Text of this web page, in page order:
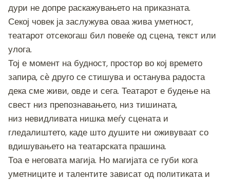
дури не допре раскажувањето на приказната.
Секој човек ја заслужува оваа жива уметност,
театарот отсекогаш бил повеќе од сцена, текст или
улога.
Тој е момент на будност, простор во кој времето
запира, сѐ друго се стишува и останува радоста
дека сме живи, овде и сега. Театарот е будење на
свест низ препознавањето, низ тишината,
низ невидливата нишка меѓу сцената и
гледалиштето, каде што душите ни оживуваат со
вдишувањето на театарската прашина.
Тоа е неговата магија. Но магијата се губи кога
уметниците и талентите зависат од политиката и